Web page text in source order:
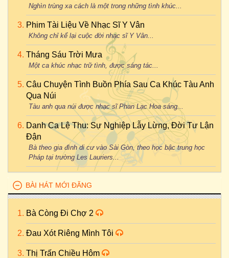
Nghìn trùng xa cách là một trong những tình khúc...
Phim Tài Liệu Về Nhạc Sĩ Y Vân
Không chỉ kể lại cuộc đời nhạc sĩ Y Vân...
Tháng Sáu Trời Mưa
Một ca khúc nhạc trữ tình, được sáng tác...
Câu Chuyện Tình Buồn Phía Sau Ca Khúc Tàu Anh
Qua Núi
Tàu anh qua núi được nhạc sĩ Phan Lạc Hoa sáng...
Danh Ca Lệ Thu: Sự Nghiệp Lẫy Lừng, Đời Tư Lận
Đận
Bà theo gia đình di cư vào Sài Gòn, theo học bậc trung học
Pháp tại trường Les Lauriers...
BÀI HÁT MỚI ĐĂNG
Bà Còng Đi Chợ 2
Đau Xót Riêng Mình Tôi
Thị Trấn Chiều Hôm